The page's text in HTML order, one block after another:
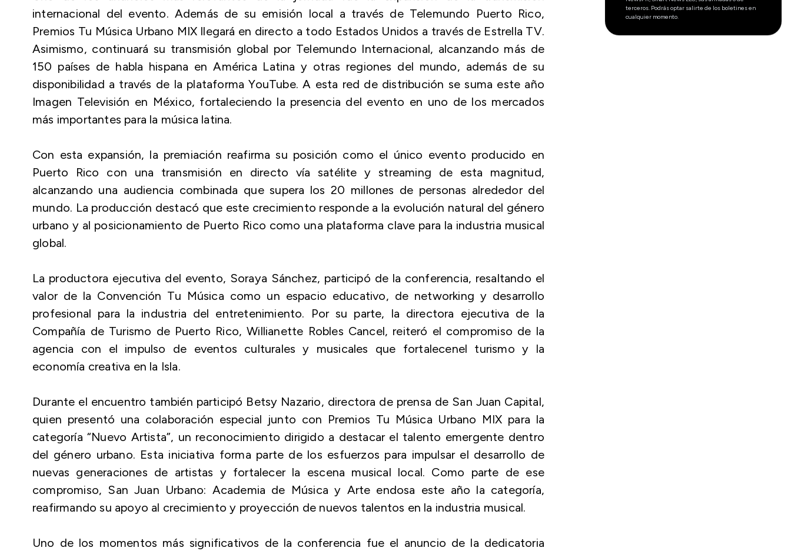
internacional del evento. Además de su emisión local a través de Telemundo Puerto Rico,
Premios Tu Música Urbano MIX llegará en directo a todo Estados Unidos a través de Estrella TV.
Asimismo, continuará su transmisión global por Telemundo Internacional, alcanzando más de
150 países de habla hispana en América Latina y otras regiones del mundo, además de su
disponibilidad a través de la plataforma YouTube. A esta red de distribución se suma este año
Imagen Televisión en México, fortaleciendo la presencia del evento en uno de los mercados
más importantes para la música latina.
Con esta expansión, la premiación reafirma su posición como el único evento producido en
Puerto Rico con una transmisión en directo vía satélite y streaming de esta magnitud,
alcanzando una audiencia combinada que supera los 20 millones de personas alrededor del
mundo. La producción destacó que este crecimiento responde a la evolución natural del género
urbano y al posicionamiento de Puerto Rico como una plataforma clave para la industria musical
global.
La productora ejecutiva del evento, Soraya Sánchez, participó de la conferencia, resaltando el
valor de la Convención Tu Música como un espacio educativo, de networking y desarrollo
profesional para la industria del entretenimiento. Por su parte, la directora ejecutiva de la
Compañía de Turismo de Puerto Rico, Willianette Robles Cancel, reiteró el compromiso de la
agencia con el impulso de eventos culturales y musicales que fortalecenel turismo y la
economía creativa en la Isla.
Durante el encuentro también participó Betsy Nazario, directora de prensa de San Juan Capital,
quien presentó una colaboración especial junto con Premios Tu Música Urbano MIX para la
categoría “Nuevo Artista”, un reconocimiento dirigido a destacar el talento emergente dentro
del género urbano. Esta iniciativa forma parte de los esfuerzos para impulsar el desarrollo de
nuevas generaciones de artistas y fortalecer la escena musical local. Como parte de ese
compromiso, San Juan Urbano: Academia de Música y Arte endosa este año la categoría,
reafirmando su apoyo al crecimiento y proyección de nuevos talentos en la industria musical.
Uno de los momentos más significativos de la conferencia fue el anuncio de la dedicatoria
terceros. Podrás optar salirte de los boletines en
cualquier momento.